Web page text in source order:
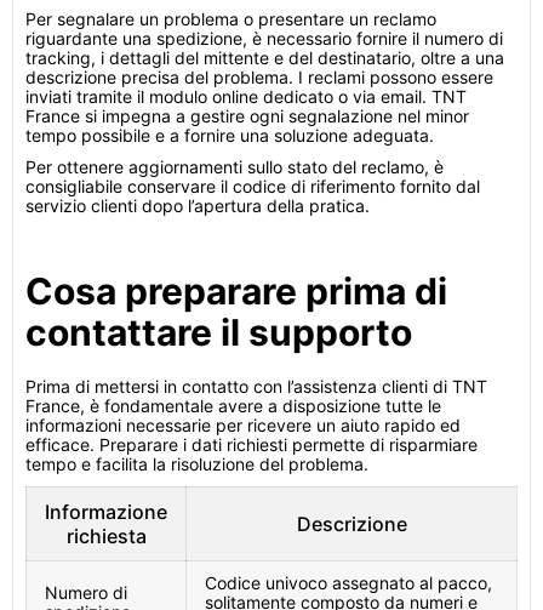
Per segnalare un problema o presentare un reclamo
riguardante una spedizione, è necessario fornire il numero di
tracking, i dettagli del mittente e del destinatario, oltre a una
descrizione precisa del problema. I reclami possono essere
inviati tramite il modulo online dedicato o via email. TNT
France si impegna a gestire ogni segnalazione nel minor
tempo possibile e a fornire una soluzione adeguata.
Per ottenere aggiornamenti sullo stato del reclamo, è
consigliabile conservare il codice di riferimento fornito dal
servizio clienti dopo l’apertura della pratica.
Cosa preparare prima di
contattare il supporto
Prima di mettersi in contatto con l’assistenza clienti di TNT
France, è fondamentale avere a disposizione tutte le
informazioni necessarie per ricevere un aiuto rapido ed
efficace. Preparare i dati richiesti permette di risparmiare
tempo e facilita la risoluzione del problema.
Informazione
richiesta
Descrizione
Numero di
Codice univoco assegnato al pacco,
solitamente composto da numeri e